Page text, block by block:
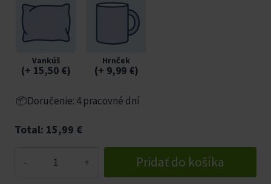
Vankúš
(+ 15,50 €)
Hrnček
(+ 9,99 €)
📦Doručenie: 4 pracovné dní
Total: 15,99 €
množstvo
Pridať do košíka